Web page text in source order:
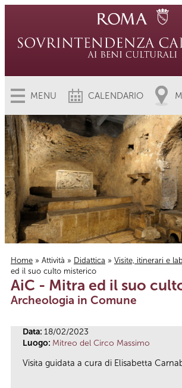
MENU CALENDARIO
Tu sei qui
Home » Attività » Didattica » Visite, itinerari e
ed il suo culto misterico
AiC - Mitra ed il suo
Archeologia in Comune
Data: 18/02/2023
Luogo: Mitreo del Circo Massimo
Visita guidata a cura di Elisabetta